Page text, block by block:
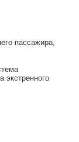
пассажира,
экстренного